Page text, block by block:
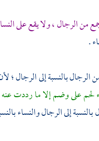
من الرجال ، ولا يقع على
.
بالنسبة إلى الرجال ؛
لحم على وضم إلا ما رددت عنه
إلى الرجال والنساء